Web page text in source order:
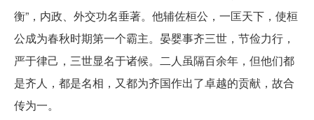
衡”，内政、外交功名垂著。他辅佐桓公，一匡天下，使桓
公成为春秋时期第一个霸主。晏婴事齐三世，节俭力行，
严于律己，三世显名于诸候。二人虽隔百余年，但他们都
是齐人，都是名相，又都为齐国作出了卓越的贡献，故合
传为一。